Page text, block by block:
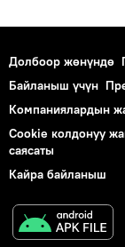
Долбоор жөнүндө
Байланыш үчүн
Компаниялардын
Cookie колдонуу
саясаты
Кайра байланыш